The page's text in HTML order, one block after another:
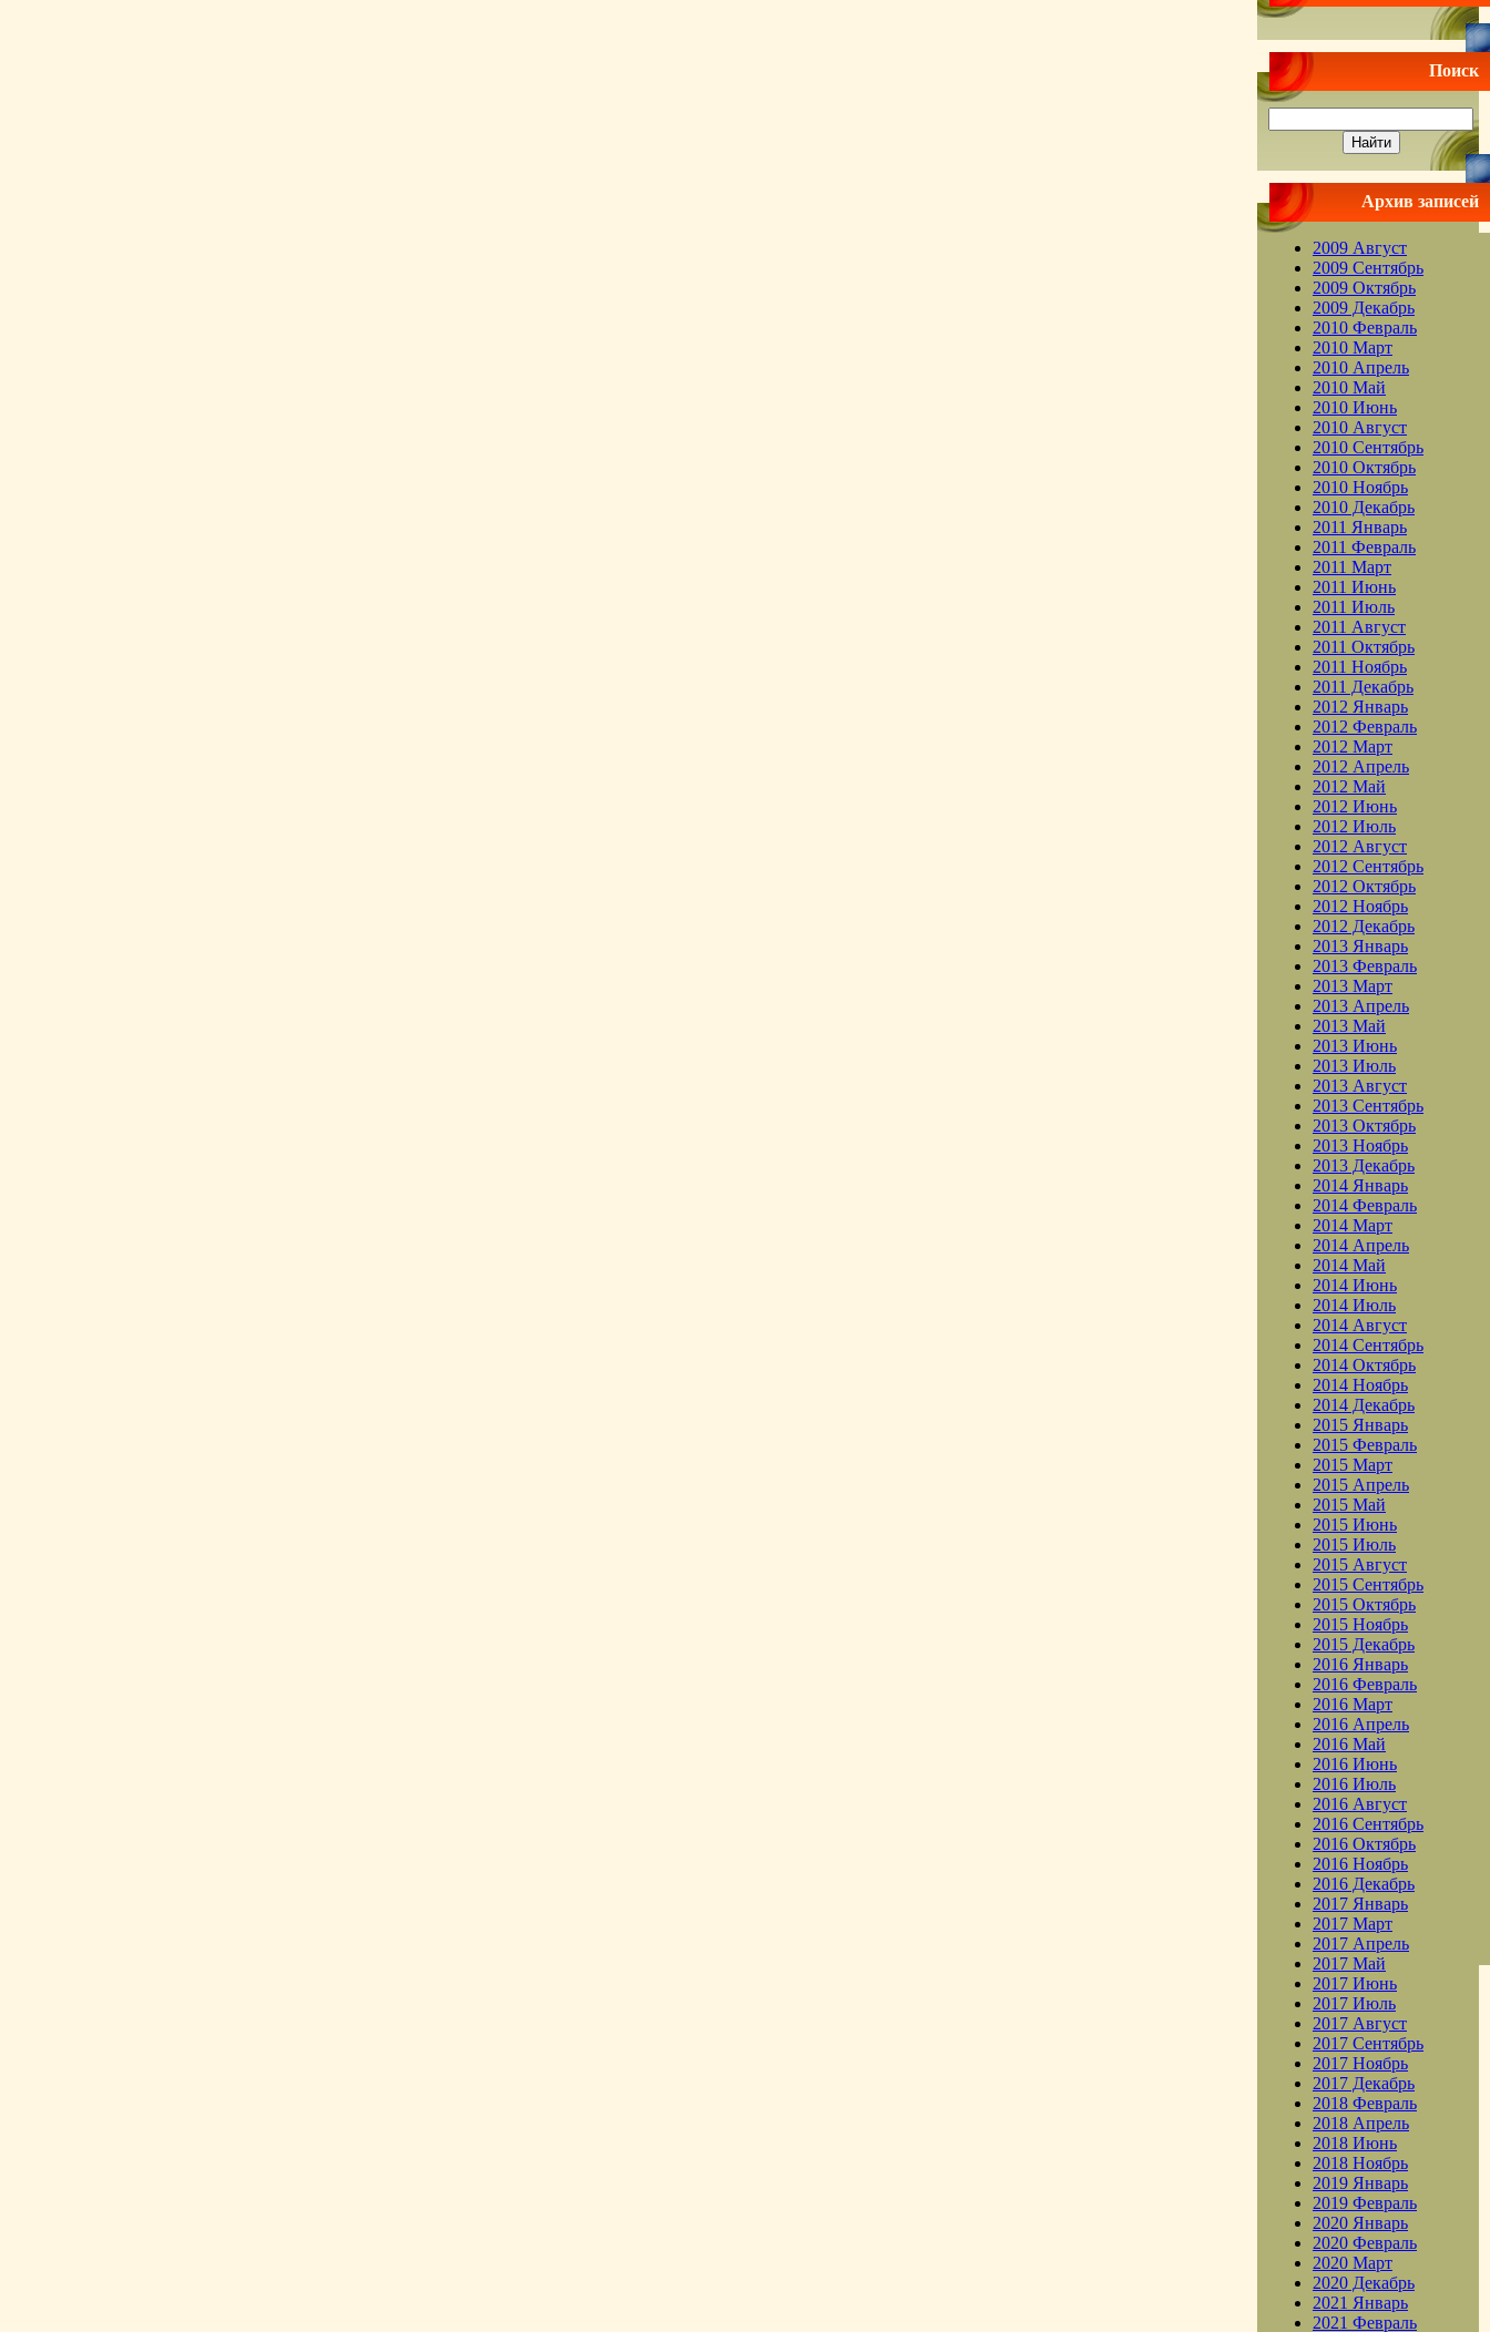
Поиск
Архив записей
2009 Август
2009 Сентябрь
2009 Октябрь
2009 Декабрь
2010 Февраль
2010 Март
2010 Апрель
2010 Май
2010 Июнь
2010 Август
2010 Сентябрь
2010 Октябрь
2010 Ноябрь
2010 Декабрь
2011 Январь
2011 Февраль
2011 Март
2011 Июнь
2011 Июль
2011 Август
2011 Октябрь
2011 Ноябрь
2011 Декабрь
2012 Январь
2012 Февраль
2012 Март
2012 Апрель
2012 Май
2012 Июнь
2012 Июль
2012 Август
2012 Сентябрь
2012 Октябрь
2012 Ноябрь
2012 Декабрь
2013 Январь
2013 Февраль
2013 Март
2013 Апрель
2013 Май
2013 Июнь
2013 Июль
2013 Август
2013 Сентябрь
2013 Октябрь
2013 Ноябрь
2013 Декабрь
2014 Январь
2014 Февраль
2014 Март
2014 Апрель
2014 Май
2014 Июнь
2014 Июль
2014 Август
2014 Сентябрь
2014 Октябрь
2014 Ноябрь
2014 Декабрь
2015 Январь
2015 Февраль
2015 Март
2015 Апрель
2015 Май
2015 Июнь
2015 Июль
2015 Август
2015 Сентябрь
2015 Октябрь
2015 Ноябрь
2015 Декабрь
2016 Январь
2016 Февраль
2016 Март
2016 Апрель
2016 Май
2016 Июнь
2016 Июль
2016 Август
2016 Сентябрь
2016 Октябрь
2016 Ноябрь
2016 Декабрь
2017 Январь
2017 Март
2017 Апрель
2017 Май
2017 Июнь
2017 Июль
2017 Август
2017 Сентябрь
2017 Ноябрь
2017 Декабрь
2018 Февраль
2018 Апрель
2018 Июнь
2018 Ноябрь
2019 Январь
2019 Февраль
2020 Январь
2020 Февраль
2020 Март
2020 Декабрь
2021 Январь
2021 Февраль